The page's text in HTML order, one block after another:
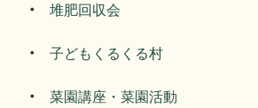
堆肥回収会
子どもくるくる村
菜園講座・菜園活動